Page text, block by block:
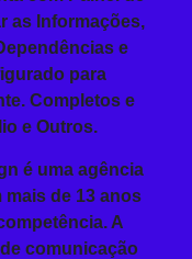
as Informações,
e
para
Completos e
e Outros.
é uma agência
de 13 anos
A
comunicação